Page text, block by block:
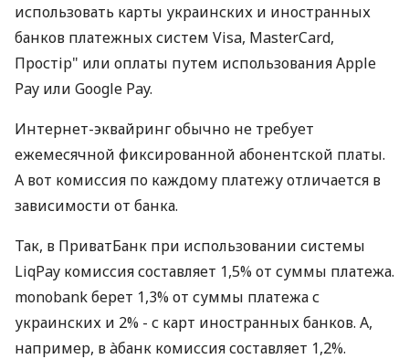
использовать карты украинских и иностранных
банков платежных систем Visa, MasterCard,
Простір" или оплаты путем использования Apple
Pay или Google Pay.
Интернет-эквайринг обычно не требует
ежемесячной фиксированной абонентской платы.
А вот комиссия по каждому платежу отличается в
зависимости от банка.
Так, в ПриватБанк при использовании системы
LiqPay комиссия составляет 1,5% от суммы платежа.
monobank берет 1,3% от суммы платежа с
украинских и 2% - с карт иностранных банков. А,
например, в àбанк комиссия составляет 1,2%.